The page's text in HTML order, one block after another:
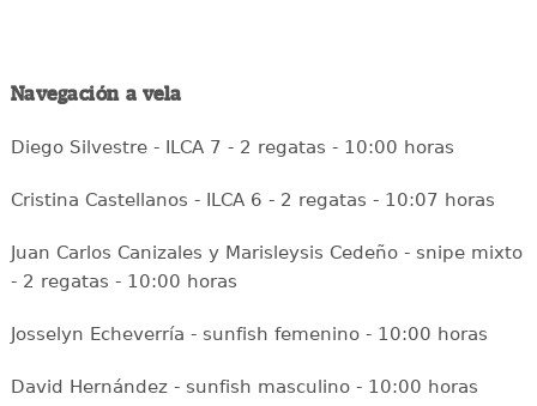
Navegación a vela
Diego Silvestre - ILCA 7 - 2 regatas - 10:00 horas
Cristina Castellanos - ILCA 6 - 2 regatas - 10:07 horas
Juan Carlos Canizales y Marisleysis Cedeño - snipe mixto
- 2 regatas - 10:00 horas
Josselyn Echeverría - sunfish femenino - 10:00 horas
David Hernández - sunfish masculino - 10:00 horas